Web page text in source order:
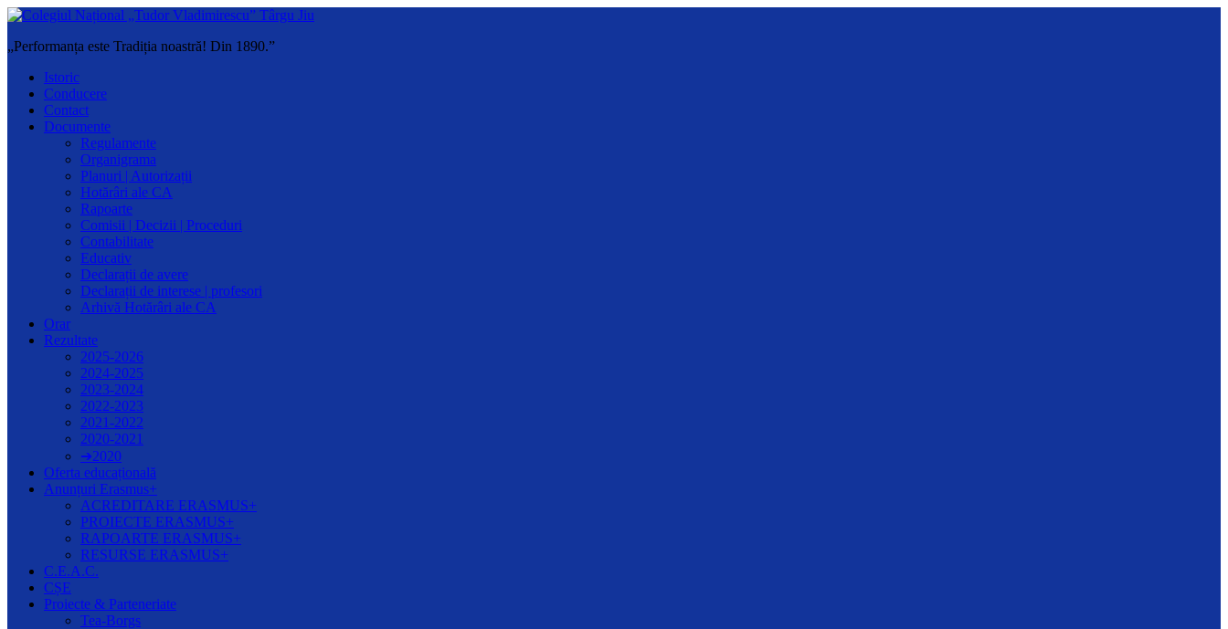
„Performanța este Tradiția noastră! Din 1890.”
Istoric
Conducere
Contact
Documente
Regulamente
Organigrama
Planuri | Autorizații
Hotărâri ale CA
Rapoarte
Comisii | Decizii | Proceduri
Contabilitate
Educativ
Declarații de avere
Declarații de interese | profesori
Arhivă Hotărâri ale CA
Orar
Rezultate
2025-2026
2024-2025
2023-2024
2022-2023
2021-2022
2020-2021
➔2020
Oferta educațională
Anunțuri Erasmus+
ACREDITARE ERASMUS+
PROIECTE ERASMUS+
RAPOARTE ERASMUS+
RESURSE ERASMUS+
C.E.A.C.
CȘE
Proiecte & Parteneriate
Tea-Borgs